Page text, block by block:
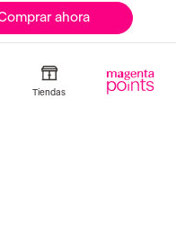
Tiendas
ahora